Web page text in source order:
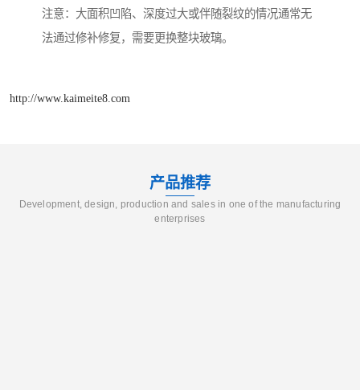
注意：大面积凹陷、深度过大或伴随裂纹的情况通常无
法通过修补修复，需要更换整块玻璃。
http://www.kaimeite8.com
产品推荐
Development, design, production and sales in one of the manufacturing
enterprises